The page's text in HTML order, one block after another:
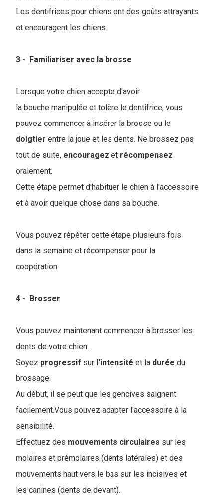
Les dentifrices pour chiens ont des goûts attrayants
et encouragent les chiens.
3 - Familiariser avec la brosse
Lorsque votre chien accepte d'avoir
la bouche manipulée et tolère le dentifrice, vous
pouvez commencer à insérer la brosse ou le
doigtier entre la joue et les dents. Ne brossez pas
tout de suite, encouragez et récompensez
oralement.
Cette étape permet d'habituer le chien à l'accessoire
et à avoir quelque chose dans sa bouche.
Vous pouvez répéter cette étape plusieurs fois
dans la semaine et récompenser pour la
coopération.
4 - Brosser
Vous pouvez maintenant commencer à brosser les
dents de votre chien.
Soyez progressif sur l'intensité et la durée du
brossage.
Au début, il se peut que les gencives saignent
facilement.Vous pouvez adapter l'accessoire à la
sensibilité.
Effectuez des mouvements circulaires sur les
molaires et prémolaires (dents latérales) et des
mouvements haut vers le bas sur les incisives et
les canines (dents de devant).